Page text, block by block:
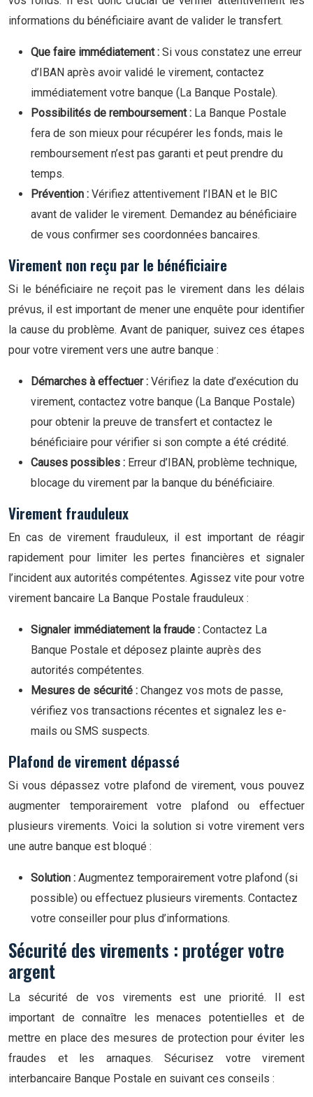
informations du bénéficiaire avant de valider le transfert.
Que faire immédiatement : Si vous constatez une erreur
d’IBAN après avoir validé le virement, contactez
immédiatement votre banque (La Banque Postale).
Possibilités de remboursement : La Banque Postale
fera de son mieux pour récupérer les fonds, mais le
remboursement n’est pas garanti et peut prendre du
temps.
Prévention : Vérifiez attentivement l’IBAN et le BIC
avant de valider le virement. Demandez au bénéficiaire
de vous confirmer ses coordonnées bancaires.
Virement non reçu par le bénéficiaire
Si le bénéficiaire ne reçoit pas le virement dans les délais
prévus, il est important de mener une enquête pour identifier
la cause du problème. Avant de paniquer, suivez ces étapes
pour votre virement vers une autre banque :
Démarches à effectuer : Vérifiez la date d’exécution du
virement, contactez votre banque (La Banque Postale)
pour obtenir la preuve de transfert et contactez le
bénéficiaire pour vérifier si son compte a été crédité.
Causes possibles : Erreur d’IBAN, problème technique,
blocage du virement par la banque du bénéficiaire.
Virement frauduleux
En cas de virement frauduleux, il est important de réagir
rapidement pour limiter les pertes financières et signaler
l’incident aux autorités compétentes. Agissez vite pour votre
virement bancaire La Banque Postale frauduleux :
Signaler immédiatement la fraude : Contactez La
Banque Postale et déposez plainte auprès des
autorités compétentes.
Mesures de sécurité : Changez vos mots de passe,
vérifiez vos transactions récentes et signalez les e-
mails ou SMS suspects.
Plafond de virement dépassé
Si vous dépassez votre plafond de virement, vous pouvez
augmenter temporairement votre plafond ou effectuer
plusieurs virements. Voici la solution si votre virement vers
une autre banque est bloqué :
Solution : Augmentez temporairement votre plafond (si
possible) ou effectuez plusieurs virements. Contactez
votre conseiller pour plus d’informations.
Sécurité des virements : protéger votre
argent
La sécurité de vos virements est une priorité. Il est
important de connaître les menaces potentielles et de
mettre en place des mesures de protection pour éviter les
fraudes et les arnaques. Sécurisez votre virement
interbancaire Banque Postale en suivant ces conseils :